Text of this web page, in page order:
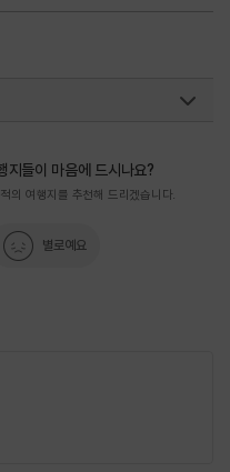
지들이 마음에 드시나요?
의 여행지를 추천해 드리겠습니다.
별로예요